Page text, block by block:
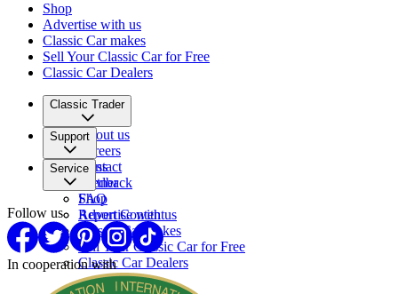
Shop
Advertise with us
Classic Car makes
Sell Your Classic Car for Free
Classic Car Dealers
Classic Trader
About us
Careers
Press
Partner
Support
Contact
Feedback
FAQ
Report Content
Service
Shop
Advertise with us
Classic Car makes
Sell Your Classic Car for Free
Classic Car Dealers
Follow us
In cooperation with